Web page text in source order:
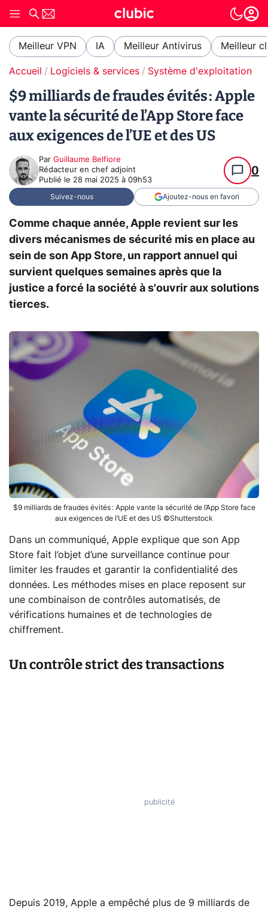
Meilleur VPN IA Meilleur Antivirus Meilleur
Accueil Logiciels & services Système d'exploitation
$9 milliards de fraudes évités : Apple
vante la sécurité de l’App Store face
aux exigences de l’UE et des US
Par Guillaume Belfiore
Rédacteur en chef adjoint
Publié le 28 mai 2025 à 09h53
0
Suivez-nous Ajoutez-nous en favori
Comme chaque année, Apple revient sur les
divers mécanismes de sécurité mis en place au
sein de son App Store, un rapport annuel qui
survient quelques semaines après que la
justice a forcé la société à s'ouvrir aux solutions
tierces.
$9 milliards de fraudes évités : Apple vante la sécurité de l’App Store face
aux exigences de l’UE et des US ©Shutterstock
Dans un communiqué, Apple explique que son App
Store fait l’objet d’une surveillance continue pour
limiter les fraudes et garantir la confidentialité des
données. Les méthodes mises en place reposent sur
une combinaison de contrôles automatisés, de
vérifications humaines et de technologies de
chiffrement.
Un contrôle strict des transactions
Depuis 2019, Apple a empêché plus de 9 milliards de